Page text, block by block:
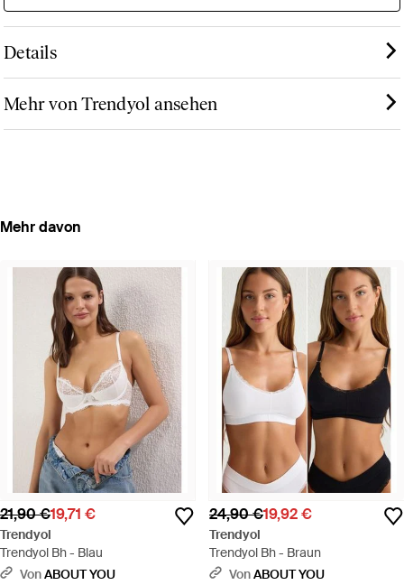
Details
Mehr von Trendyol ansehen
Mehr davon
21,90 €19,71 €
Trendyol
Trendyol Bh - Blau
VonABOUT YOU
24,90 €19,92 €
Trendyol
Trendyol Bh - Braun
VonABOUT YOU